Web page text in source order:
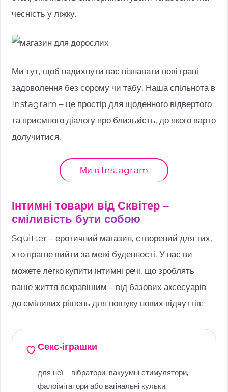
чесність у ліжку.
Ми тут, щоб надихнути вас пізнавати нові грані
задоволення без сорому чи табу. Наша спільнота в
Instagram – це простір для щоденного відвертого
та приємного діалогу про близькість, до якого варто
долучитися.
Ми в Instagram
Інтимні товари від Сквітер –
сміливість бути собою
Squitter – еротичний магазин, створений для тих,
хто прагне вийти за межі буденності. У нас ви
можете легко купити інтимні речі, що зроблять
ваше життя яскравішим – від базових аксесуарів
до сміливих рішень для пошуку нових відчуттів:
Секс-іграшки
для неї – вібратори, вакуумні стимулятори,
фалоімітатори або вагінальні кульки.